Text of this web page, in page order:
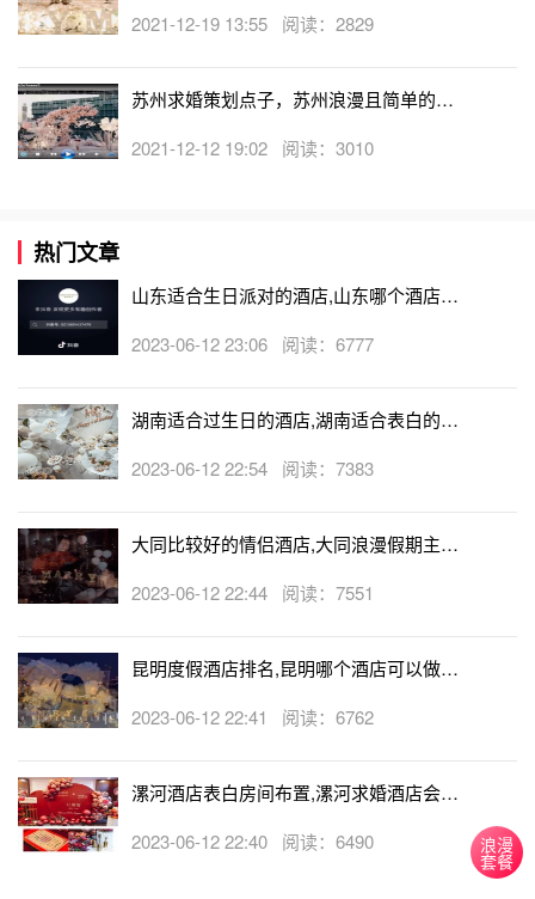
2021-12-19 13:55 阅读：2829
苏州求婚策划点子，苏州浪漫且简单的求
2021-12-12 19:02 阅读：3010
热门文章
山东适合生日派对的酒店,山东哪个酒店有
2023-06-12 23:06 阅读：6777
湖南适合过生日的酒店,湖南适合表白的酒
2023-06-12 22:54 阅读：7383
大同比较好的情侣酒店,大同浪漫假期主题
2023-06-12 22:44 阅读：7551
昆明度假酒店排名,昆明哪个酒店可以做求
2023-06-12 22:41 阅读：6762
漯河酒店表白房间布置,漯河求婚酒店会帮
2023-06-12 22:40 阅读：6490 浪漫
套餐